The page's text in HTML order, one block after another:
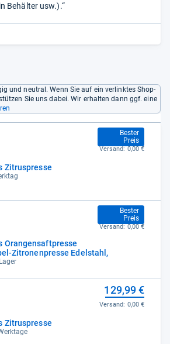
Behälter usw.).“
und neutral. Wenn Sie auf ein verlinktes Shop-
Sie uns dabei. Wir erhalten dann ggf. eine
Zitruspresse
Bester
Preis
126,90 €
Versand: 0,00 €
Orangensaftpresse
Zitronenpresse Edelstahl,
Bester
Preis
126,90 €
Versand: 0,00 €
Zitruspresse
129,99 €
Versand: 0,00 €